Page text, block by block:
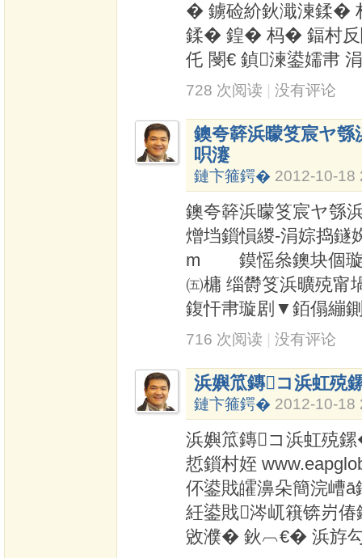
� 鐪硷紒鈥濈湅鍒
鍒� 鍠� 杩� 鍢村反
仛 閿€ 鍞湅鍙嬬帇
728 次阅读 没有评论
鐭夸簳浜曚笅宸ヤ綔
呮瀽
鏈卞箍鍔� 2012-10-18
鐭夸簳浜曚笅宸ヤ綔
熷垱鎻愪緵-涓婃捣鐩
m 鏌愮叅鐭块個璇
㈤槦 缁欎笅浜曠殑甯
鍑忓帇璇剧▼銆傝繃
716 次阅读 没有评论
浜嬩笟鏄コ浜虹殑
鏈卞箍鍔� 2012-10-18
浜嬩笟鏄コ浜虹殑
悊鎻村姪
伓鍙戝皬濞朵簡浣嶆
紝鍙戝涔屼簯锛岃
敓濮� 鈥︹€� 浜斿